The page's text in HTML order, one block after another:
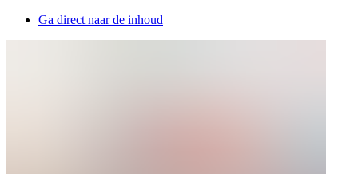
Ga direct naar de inhoud